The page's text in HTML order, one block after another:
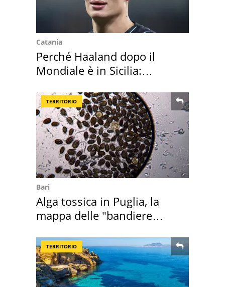
Catania
Perché Haaland dopo il
Mondiale è in Sicilia:
TERRITORIO
Bari
Alga tossica in Puglia, la
mappa delle "bandiere
TERRITORIO